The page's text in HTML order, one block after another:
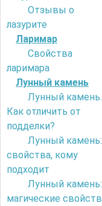
Отзывы о
лазурите
Ларимар
Свойства
ларимара
Лунный камень
Лунный камень.
Как отличить от
подделки?
Лунный камень:
свойства, кому
подходит
Лунный камень:
магические